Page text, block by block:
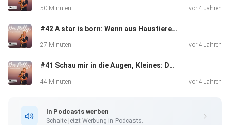
50 Minuten vor 4 Jahren
#42 A star is born: Wenn aus Haustieren Petfluencer werden
27 Minuten vor 4 Jahren
#41 Schau mir in die Augen, Kleines: Doc Polly bittet zum Sehtest!
44 Minuten vor 4 Jahren
In Podcasts werben
Schalte jetzt Werbung in Podcasts.